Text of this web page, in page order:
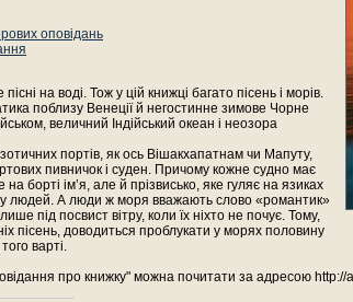
оповідань
на воді. Тож у цій книжці багато пісень і морів.
поблизу Венеції й негостинне зимове Чорне
величний Індійський океан і неозора
портів, як ось Вішакхапатнам чи Мапуту,
пивничок і суден. Причому кожне судно має
на борті ім’я, але й прізвисько, яке гуляє на язиках
у людей. А люди ж моря вважають слово «романтик»
під посвист вітру, коли їх ніхто не почує. Тому,
пісень, доводиться проблукати у морях половину
варті.
про книжку" можна почитати за адресою